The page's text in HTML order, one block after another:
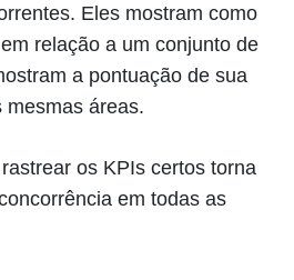
Eles mostram como
relação a um conjunto de
a pontuação de sua
mesmas áreas.
os KPIs certos torna
em todas as